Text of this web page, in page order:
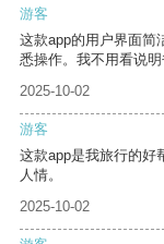
游客
这款app的用户界面简
悉操作。我不用看说明
2025-10-02
游客
这款app是我旅行的好
人情。
2025-10-02